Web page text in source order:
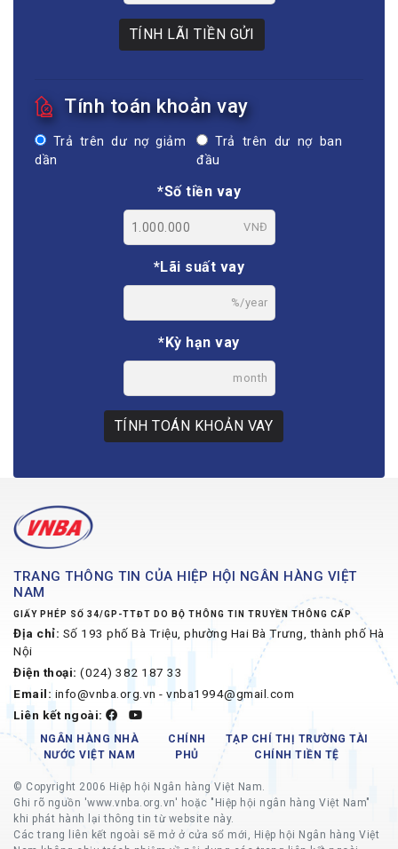
TÍNH LÃI TIỀN GỬI
Tính toán khoản vay
Trả trên dư nợ giảm
dần
Trả trên dư nợ ban
đầu
*Số tiền vay
VNĐ
*Lãi suất vay
%/year
*Kỳ hạn vay
month
TÍNH TOÁN KHOẢN VAY
TRANG THÔNG TIN CỦA HIỆP HỘI NGÂN HÀNG VIỆT
NAM
GIẤY PHÉP SỐ 34/GP-TTĐT DO BỘ THÔNG TIN TRUYỀN THÔNG CẤP
Địa chỉ: Số 193 phố Bà Triệu, phường Hai Bà Trưng, thành phố Hà
Nội
Điện thoại: (024) 382 187 33
Email: info@vnba.org.vn - vnba1994@gmail.com
Liên kết ngoài:
NGÂN HÀNG NHÀ
NƯỚC VIỆT NAM
CHÍNH
PHỦ
TẠP CHÍ THỊ TRƯỜNG TÀI
CHÍNH TIỀN TỆ
© Copyright 2006 Hiệp hội Ngân hàng Việt Nam.
Ghi rõ nguồn 'www.vnba.org.vn' hoặc "Hiệp hội ngân hàng Việt Nam"
khi phát hành lại thông tin từ website này.
Các trang liên kết ngoài sẽ mở ở cửa sổ mới, Hiệp hội Ngân hàng Việt